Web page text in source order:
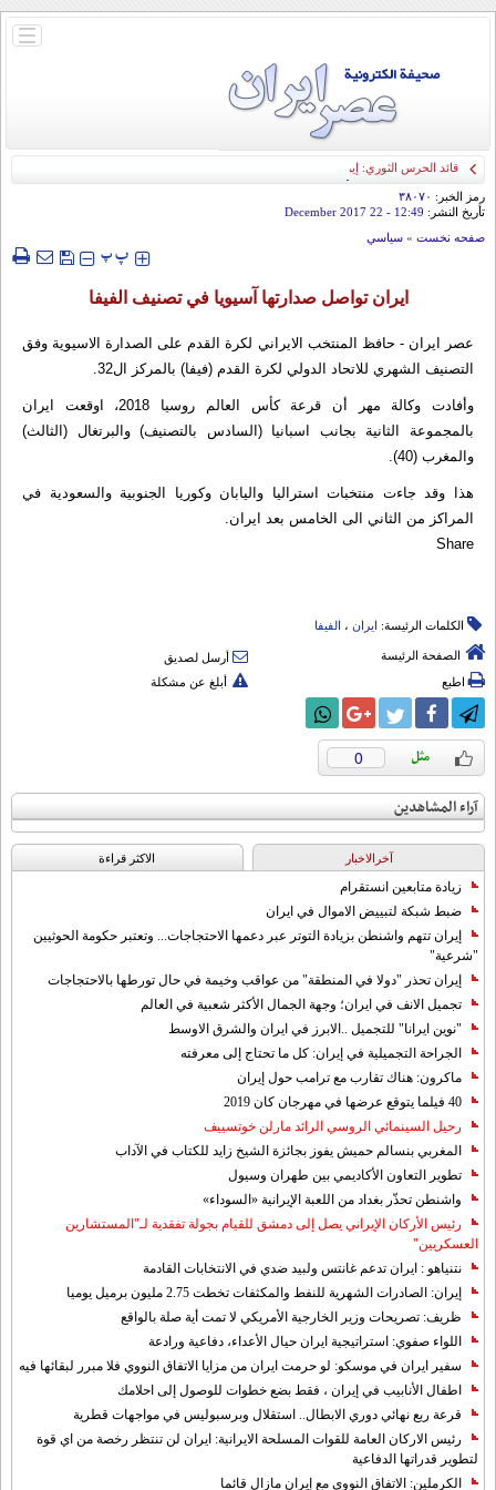
باز
قائد الحرس الثوري: إيران ستدمر أمريكا وإسرائيل والسعودية إذا تجاوزت خطوط طهران
الحمراء
رمز الخبر: ۳۸۰۷۰
تأريخ النشر: 12:49
- 22 December 2017
صفحه نخست » سياسي
‍‍‍ پپ
ايران تواصل صدارتها آسيويا في تصنيف الفيفا
عصر ايران - حافظ المنتخب الايراني لكرة القدم على الصدارة الاسيوية وفق
التصنيف الشهري للاتحاد الدولي لكرة القدم (فيفا) بالمركز ال32.
وأفادت وكالة مهر أن قرعة كأس العالم روسيا 2018، اوقعت ايران
بالمجموعة الثانية بجانب اسبانيا (السادس بالتصنيف) والبرتغال (الثالث)
والمغرب (40).
هذا وقد جاءت منتخبات استراليا واليابان وكوريا الجنوبية والسعودية في
المراكز من الثاني الى الخامس بعد ايران.
Share
الكلمات الرئيسة: ایران ، الفیفا
الصفحة الرئيسة
أرسل لصديق
اطبع
أبلغ عن مشكلة
0
آراء المشاهدين
آخرالاخبار الاکثر قراءة
زيادة متابعين انستقرام
ضبط شبكة لتبييض الاموال في ايران
إيران تتهم واشنطن بزيادة التوتر عبر دعمها الاحتجاجات... وتعتبر حكومة الحوثيين
"شرعية"
إيران تحذر "دولا في المنطقة" من عواقب وخيمة في حال تورطها بالاحتجاجات
تجميل الانف في ايران؛ وجهة الجمال الأكثر شعبية في العالم
"نوين ايرانا" للتجميل ..الابرز في ايران والشرق الاوسط
الجراحة التجميلية في إيران: كل ما تحتاج إلى معرفته
ماكرون: هناك تقارب مع ترامب حول إيران
40 فيلما يتوقع عرضها في مهرجان كان 2019
رحيل السينمائي الروسي الرائد مارلن خوتسييف
المغربي بنسالم حميش يفوز بجائزة الشيخ زايد للكتاب في الآداب
تطوير التعاون الأكاديمي بين طهران وسيول
واشنطن تحذّر بغداد من اللعبة الإيرانية «السوداء»
رئيس الأركان الإيراني يصل إلى دمشق للقيام بجولة تفقدية لـ"المستشارين
العسكريين"
نتنياهو : ايران تدعم غانتس ولبيد ضدي في الانتخابات القادمة
إيران: الصادرات الشهریة للنفط والمكثفات تخطت 2.75 مليون برميل يوميا
ظريف: تصريحات وزير الخارجية الأمريكي لا تمت أية صلة بالواقع
اللواء صفوي: استراتيجية ايران حيال الأعداء، دفاعية ورادعة
سفير ايران في موسكو: لو حرمت ايران من مزايا الاتفاق النووي فلا مبرر لبقائها فيه
اطفال الأنابيب في إيران ، فقط بضع خطوات للوصول إلى احلامك
قرعة ربع نهائي دوري الابطال.. استقلال وبرسبوليس في مواجهات قطرية
رئيس الاركان العامة للقوات المسلحة الايرانية: ايران لن تنتظر رخصة من اي قوة
لتطوير قدراتها الدفاعية
الكرملين: الاتفاق النووي مع إيران مازال قائما